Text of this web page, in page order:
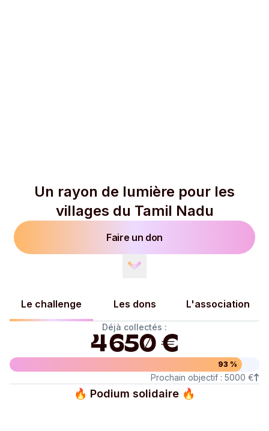
Un rayon de lumière pour les
villages du Tamil Nadu
Faire un don
Le challenge Les dons L'association
Déjà collectés :
4 650 €
93 %
Prochain objectif : 5000 €
🔥 Podium solidaire 🔥